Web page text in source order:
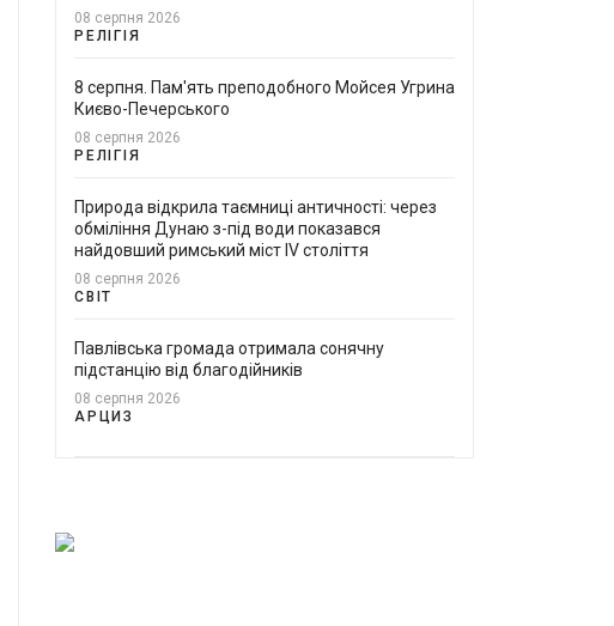
08 серпня 2026
РЕЛІГІЯ
8 серпня. Пам'ять преподобного Мойсея Угрина
Києво-Печерського
08 серпня 2026
РЕЛІГІЯ
Природа відкрила таємниці античності: через
обміління Дунаю з-під води показався
найдовший римський міст IV століття
08 серпня 2026
СВІТ
Павлівська громада отримала сонячну
підстанцію від благодійників
08 серпня 2026
АРЦИЗ